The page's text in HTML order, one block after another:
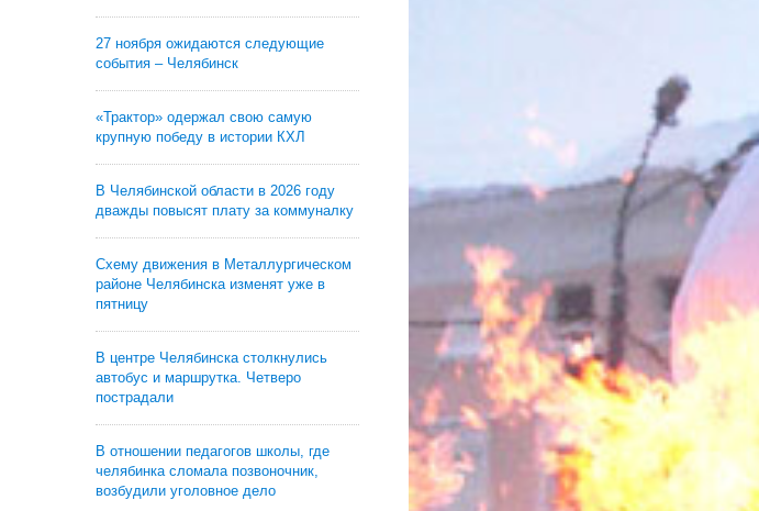
27 ноября ожидаются следующие
события – Челябинск
«Трактор» одержал свою самую
крупную победу в истории КХЛ
В Челябинской области в 2026 году
дважды повысят плату за коммуналку
Схему движения в Металлургическом
районе Челябинска изменят уже в
пятницу
В центре Челябинска столкнулись
автобус и маршрутка. Четверо
пострадали
В отношении педагогов школы, где
челябинка сломала позвоночник,
возбудили уголовное дело